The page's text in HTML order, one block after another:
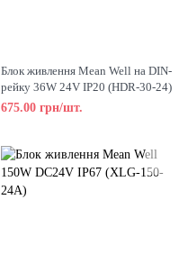
Блок живлення Mean Well на DIN-
рейку 36W 24V IP20 (HDR-30-24)
675.00 грн/шт.